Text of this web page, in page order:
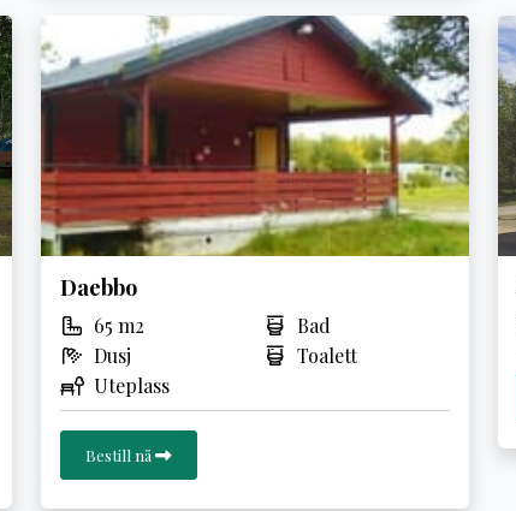
Daebbo
65 m2
Bad
Dusj
Toalett
Uteplass
Bestill nå